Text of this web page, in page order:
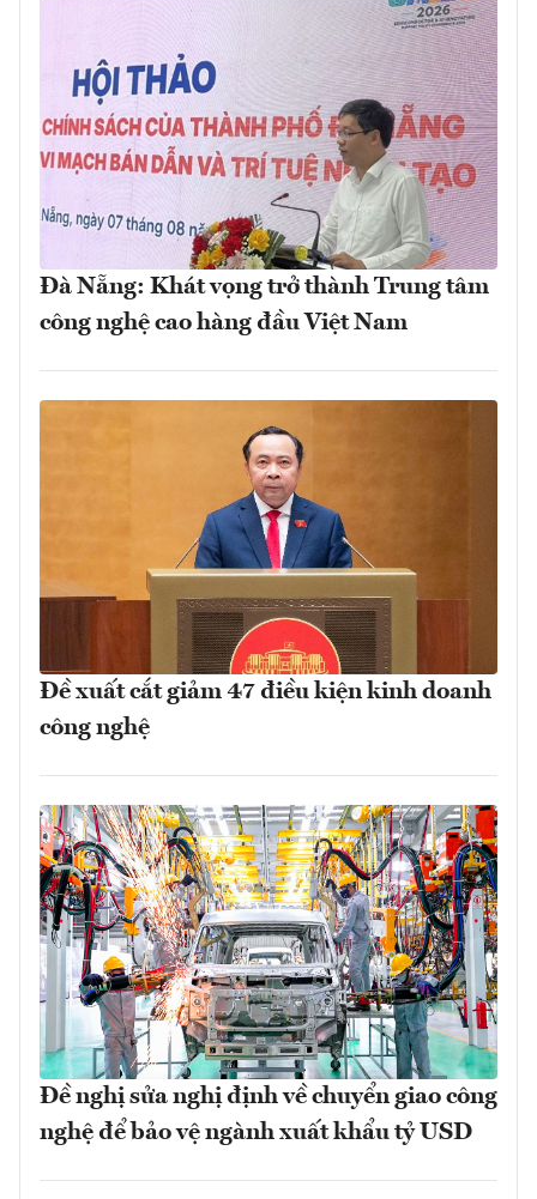
Đà Nẵng: Khát vọng trở thành Trung tâm
công nghệ cao hàng đầu Việt Nam
Đề xuất cắt giảm 47 điều kiện kinh doanh
công nghệ
Đề nghị sửa nghị định về chuyển giao công
nghệ để bảo vệ ngành xuất khẩu tỷ USD